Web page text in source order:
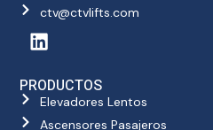
ctv@ctvlifts.com
PRODUCTOS
Elevadores Lentos
Ascensores Pasajeros